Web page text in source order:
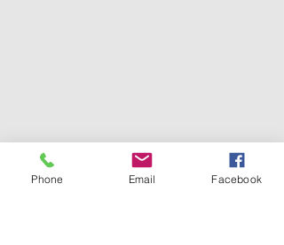
Så neste gang du vurderer om
interne
revisjoner bare er hessel
, husk at de kan
bidra til å avdekke viktige
Phone Email Facebook